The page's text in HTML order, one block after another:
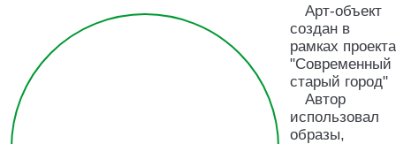
Арт-объект
создан в
рамках проекта
"Современный
старый город"
Автор
использовал
образы,